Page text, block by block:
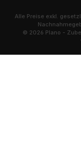
Alle Preise exkl.
© 2026 Plano -